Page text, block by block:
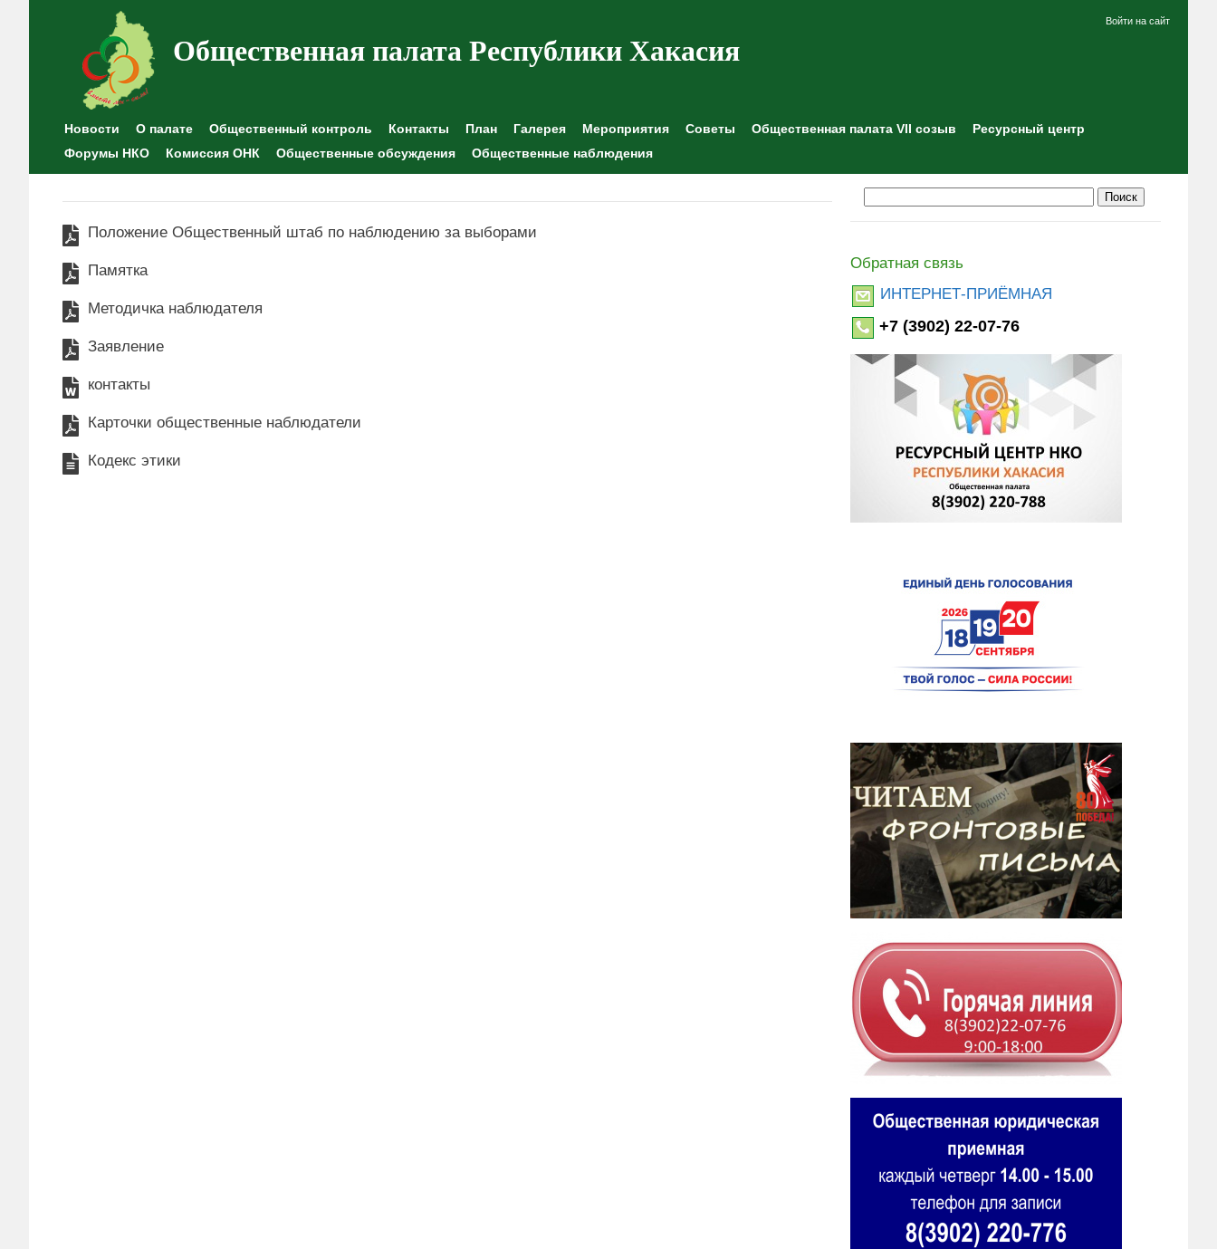
Общественная палата Республики Хакасия
Войти на сайт
Новости О палате Общественный контроль Контакты План Галерея Мероприятия Советы Общественная палата VII созыв
Ресурсный центр
Форумы НКО
Комиссия ОНК Общественные обсуждения Общественные наблюдения
Положение Общественный штаб по наблюдению за выборами
Памятка
Методичка наблюдателя
Заявление
контакты
Карточки общественные наблюдатели
Кодекс этики
Обратная связь
ИНТЕРНЕТ-ПРИЁМНАЯ
+7 (3902) 22-07-76